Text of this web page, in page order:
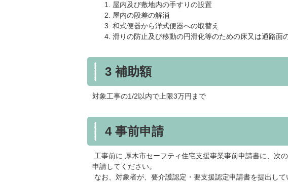
屋内及び敷地内の手すりの設置
屋内の段差の解消
和式便器から洋式便器への取替え
滑りの防止及び移動の円滑化等のための床又は通路面
3 補助額
対象工事の1/2以内で上限3万円まで
4 事前申請
工事前に 厚木市セーフティ住宅支援事業事前申請書に、次
申請してください。
なお、対象者が、要介護認定・要支援認定申請書を提出し